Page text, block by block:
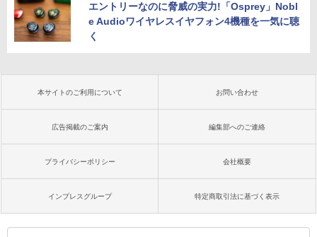
エントリーなのに脅威の実力!「Osprey」Nobl
e Audioワイヤレスイヤフォン4機種を一気に聴
く
本サイトのご利用について お問い合わせ
広告掲載のご案内 編集部へのご連絡
プライバシーポリシー 会社概要
インプレスグループ 特定商取引法に基づく表示